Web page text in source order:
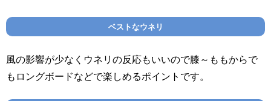
ベストなウネリ
風の影響が少なくウネリの反応もいいので膝～ももからで
もロングボードなどで楽しめるポイントです。